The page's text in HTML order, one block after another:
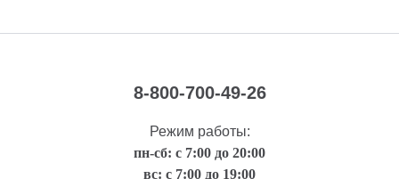
8-800-700-49-26
Режим работы:
пн-сб: с 7:00 до 20:00
вс: с 7:00 до 19:00